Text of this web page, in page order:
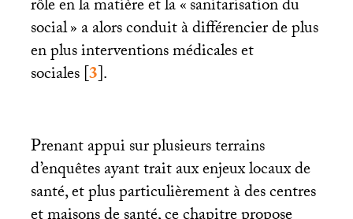
rôle en la matière et la «sanitarisation du
social» a alors conduit à différencier de plus
en plus interventions médicales et
sociales[3].
Prenant appui sur plusieurs terrains
d’enquêtes ayant trait aux enjeux locaux de
santé, et plus particulièrement à des centres